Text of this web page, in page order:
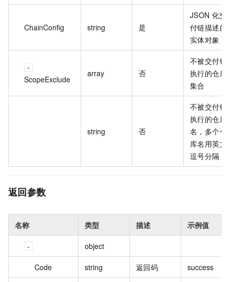
ChainConfig string 是
JSON 化交
付链描述的
实体对象
ScopeExclude
array 否
不被交付链
执行的仓库
集合
string 否
不被交付链
执行的仓库
名，多个仓
库名用英文
逗号分隔
返回参数
名称 类型 描述 示例值
object
Code string 返回码 success